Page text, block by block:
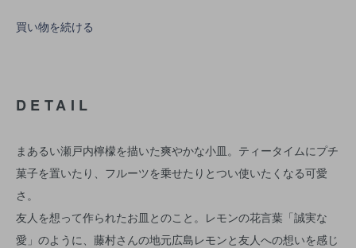
買い物を続ける
DETAIL
まあるい瀬戸内檸檬を描いた爽やかな小皿。ティータイムにプチ
菓子を置いたり、フルーツを乗せたりとつい使いたくなる可愛
さ。
友人を想って作られたお皿とのこと。レモンの花言葉「誠実な
愛」のように、藤村さんの地元広島レモンと友人への想いを感じ